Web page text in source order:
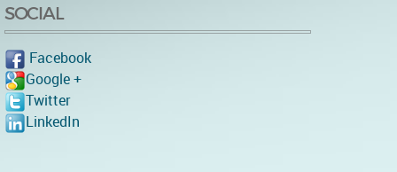
SOCIAL
Facebook
Google +
Twitter
LinkedIn